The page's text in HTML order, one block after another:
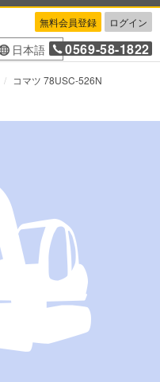
無料会員登録 ログイン
日本語 0569-58-1822
コマツ 78USC-526N